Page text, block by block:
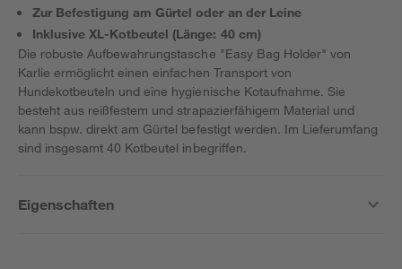
Zur Befestigung am Gürtel oder an der Leine
Inklusive XL-Kotbeutel (Länge: 40 cm)
Die robuste Aufbewahrungstasche "Easy Bag Holder" von
Karlie ermöglicht einen einfachen Transport von
Hundekotbeuteln und eine hygienische Kotaufnahme. Sie
besteht aus reißfestem und strapazierfähigem Material und
kann bspw. direkt am Gürtel befestigt werden. Im Lieferumfang
sind insgesamt 40 Kotbeutel inbegriffen.
Eigenschaften